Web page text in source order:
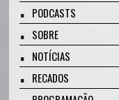
PODCASTS
SOBRE
NOTÍCIAS
RECADOS